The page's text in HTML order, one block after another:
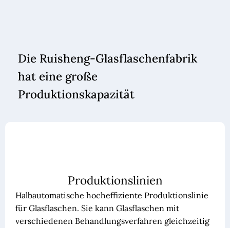
Die Ruisheng-Glasflaschenfabrik
hat eine große
Produktionskapazität
Produktionslinien
Halbautomatische hocheffiziente Produktionslinie
für Glasflaschen. Sie kann Glasflaschen mit
verschiedenen Behandlungsverfahren gleichzeitig